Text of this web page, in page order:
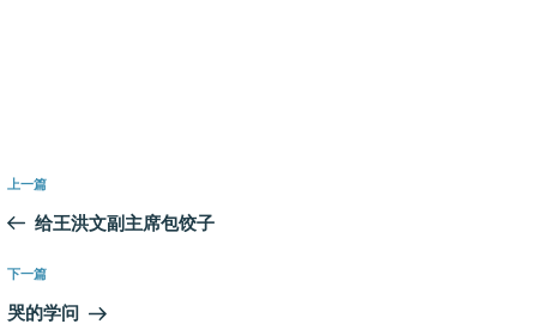
文
导
航
上
一
文
章
上一篇
给王洪文副主席包饺子
下
一
下一篇
哭的学问